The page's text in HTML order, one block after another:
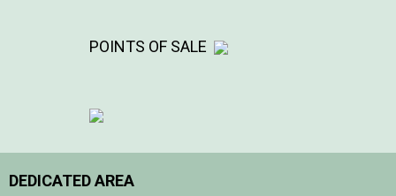
POINTS OF SALE
DEDICATED AREA